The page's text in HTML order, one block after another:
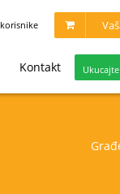
Kontakt